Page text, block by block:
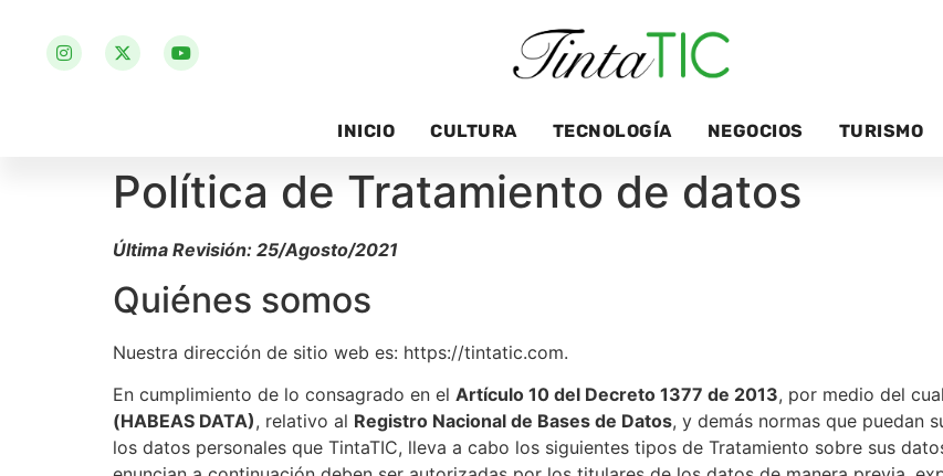
INICIO CULTURA TECNOLOGÍA NEGOCIOS TURISMO
Política de Tratamiento de datos
Última Revisión: 25/Agosto/2021
Quiénes somos
Nuestra dirección de sitio web es: https://tintatic.com.
En cumplimiento de lo consagrado en el Artículo 10 del Decreto 1377 de 2013, por medio del
(HABEAS DATA), relativo al Registro Nacional de Bases de Datos, y demás normas que puedan
los datos personales que TintaTIC, lleva a cabo los siguientes tipos de Tratamiento sobre sus